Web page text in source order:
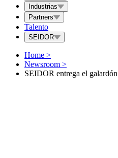
Industrias
Partners
Talento
SEIDOR
Home >
Newsroom >
SEIDOR entrega el